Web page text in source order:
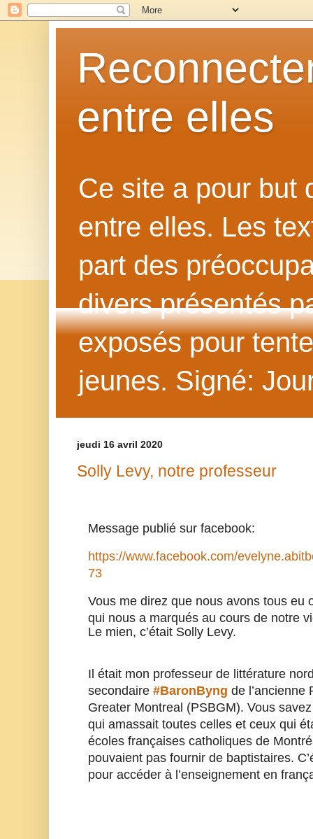
entre elles
Ce site a pour but
entre elles. Les
part des
divers présentés
exposés pour
jeunes. Signé:
jeudi 16 avril 2020
Solly Levy, notre professeur
Message publié sur facebook:
https://www.facebook.com/
73
Vous me direz que nous avons tous eu
qui nous a marqués au cours de notre
Le mien, c’était Solly Levy.
Il était mon professeur de littérature
secondaire #BaronByng de l’ancienne
Greater Montreal (PSBGM). Vous
qui amassait toutes celles et ceux qui
écoles françaises catholiques de
pouvaient pas fournir de baptistaires.
pour accéder à l’enseignement en